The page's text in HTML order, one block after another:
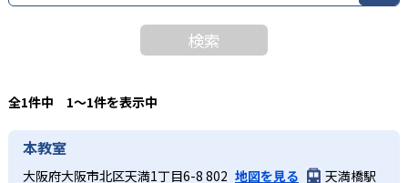
検索
全1件中 1〜1件を表示中
本教室
大阪府大阪市北区天満1丁目6-8 802 地図を見る
天満橋駅